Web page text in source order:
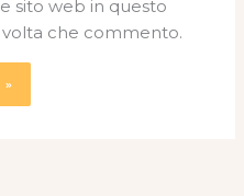
sito web in questo
che commento.